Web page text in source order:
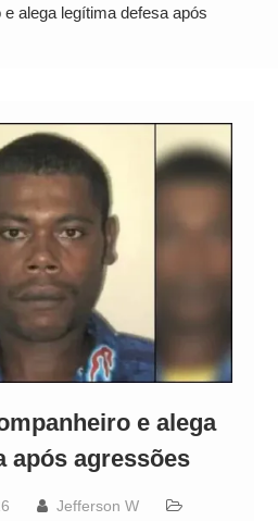
policial na Bahia prende 14
ligada a ‘Zói de Gato’, do
alega legítima defesa após
e alega
após agressões
Jefferson W